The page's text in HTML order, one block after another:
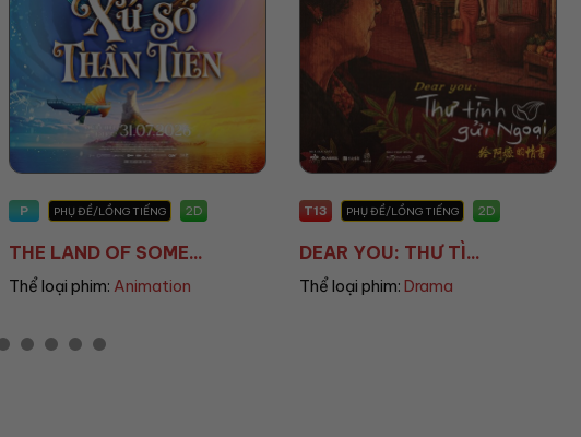
T13 PHỤ ĐỀ/LỒNG TIẾNG 2D
DEAR YOU: THƯ TÌ...
Thể loại phim: Drama
T13 PHỤ ĐỀ 2D
THE END OF OAK S...
Thể loại phim:Sci-fi